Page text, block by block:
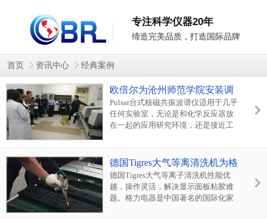
专注科学仪器20年
缔造完美品质，打造国际品牌
首页 资讯中心 经典案例
欧倍尔为沧州师范学院安装调
试Pulsar台式核磁共振波谱仪
Pulsar台式核磁共振波谱仪适用于几乎
任何实验室，无论是和化学反应器放
在一起的应用研究环境，还是接近工
德国Tigres大气等离清洗机为格
力电器提高粘胶质量
德国Tigres大气等离子清洗机性能优
越，操作灵活，解决显示面板粘胶难
题。格力电器是中国著名的国际化家